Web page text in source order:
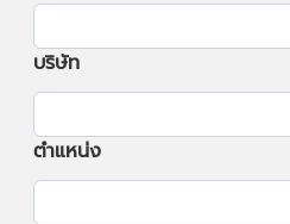
บริษัท
ตำแหน่ง